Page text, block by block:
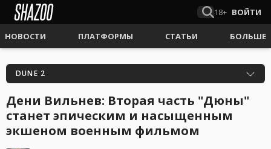
18+ ВОЙТИ
НОВОСТИ ПЛАТФОРМЫ СТАТЬИ БОЛЬШЕ
DUNE 2
Дени Вильнев: Вторая часть "Дюны"
станет эпическим и насыщенным
экшеном военным фильмом